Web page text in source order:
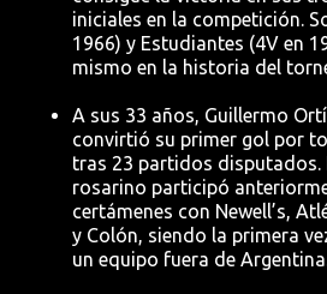
iniciales en la competición.
1966) y Estudiantes (4V en
mismo en la historia del
A sus 33 años, Guillermo
convirtió su primer gol por
tras 23 partidos disputados.
rosarino participó
certámenes con Newell’s,
y Colón, siendo la primera
un equipo fuera de Argentina.